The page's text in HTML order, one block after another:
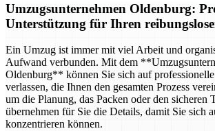
Umzugsunternehmen Oldenburg:
Unterstützung für Ihren
Ein Umzug ist immer mit viel Arbeit und
Aufwand verbunden. Mit dem
Oldenburg** können Sie sich auf
verlassen, die Ihnen den gesamten Prozess
um die Planung, das Packen oder den sicheren
übernehmen für Sie die Details, damit Sie sich
konzentrieren können.